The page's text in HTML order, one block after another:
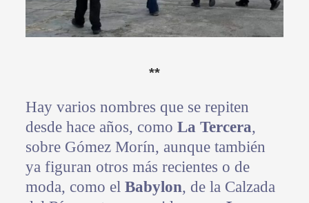
**
Hay varios nombres que se repiten
desde hace años, como La Tercera,
sobre Gómez Morín, aunque también
ya figuran otros más recientes o de
moda, como el Babylon, de la Calzada